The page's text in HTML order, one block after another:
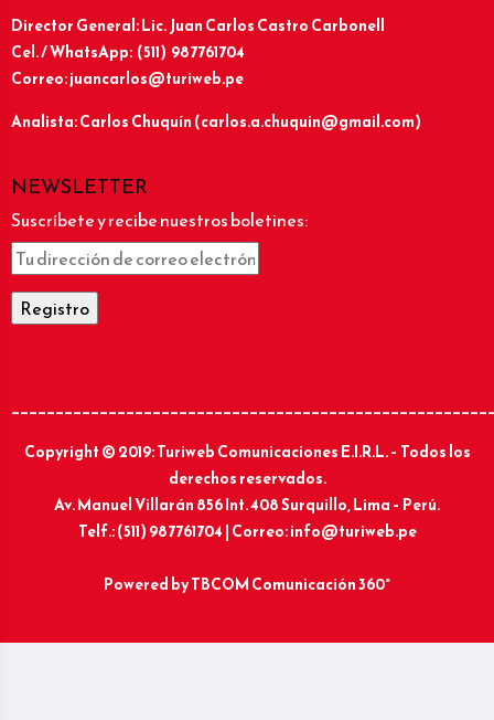
Director General: Lic.Juan Carlos Castro Carbonell
Cel. / WhatsApp: (511) 987761704
Correo: juancarlos@turiweb.pe
Analista: Carlos Chuquín (carlos.a.chuquin@gmail.com)
NEWSLETTER
Suscríbete y recibe nuestros boletines:
Copyright © 2019: Turiweb Comunicaciones E.I.R.L. – Todos los
derechos reservados.
Av. Manuel Villarán 856 Int. 408 Surquillo, Lima – Perú.
Telf.: (511) 987761704 | Correo: info@turiweb.pe
Powered byTBCOM Comunicación 360°